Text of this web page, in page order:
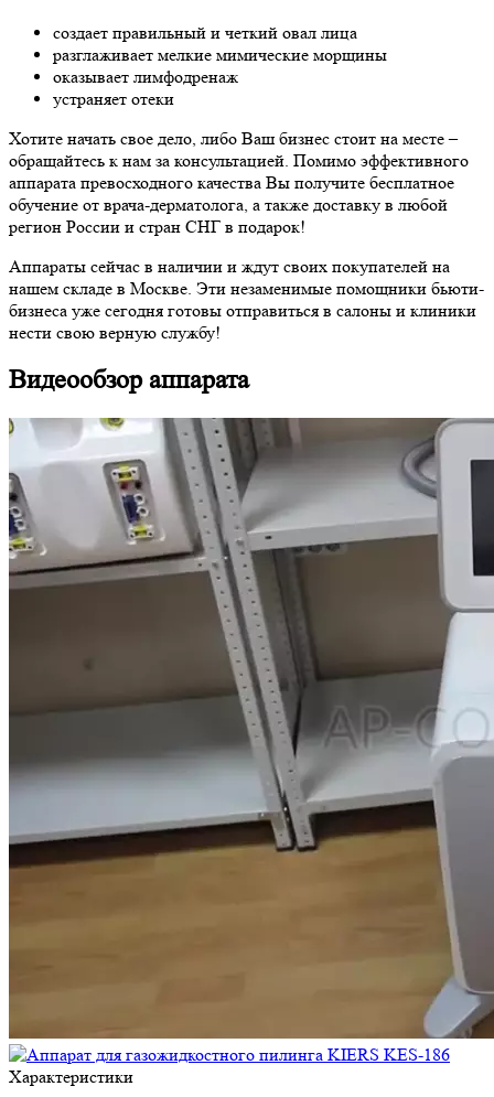
создает правильный и четкий овал лица
разглаживает мелкие мимические морщины
оказывает лимфодренаж
устраняет отеки
Хотите начать свое дело, либо Ваш бизнес стоит на месте –
обращайтесь к нам за консультацией. Помимо эффективного
аппарата превосходного качества Вы получите бесплатное
обучение от врача-дерматолога, а также доставку в любой
регион России и стран СНГ в подарок!
Аппараты сейчас в наличии и ждут своих покупателей на
нашем складе в Москве. Эти незаменимые помощники бьюти-
бизнеса уже сегодня готовы отправиться в салоны и клиники
нести свою верную службу!
Видеообзор аппарата
Характеристики